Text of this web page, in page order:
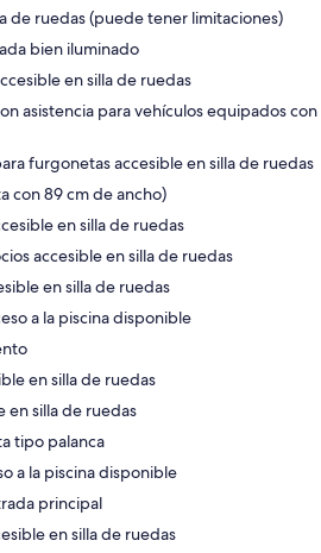
de ruedas (puede tener limitaciones)
bien iluminado
en silla de ruedas
asistencia para vehículos equipados con
furgonetas accesible en silla de ruedas
con 89 cm de ancho)
en silla de ruedas
accesible en silla de ruedas
en silla de ruedas
a la piscina disponible
en silla de ruedas
en silla de ruedas
tipo palanca
a la piscina disponible
principal
en silla de ruedas